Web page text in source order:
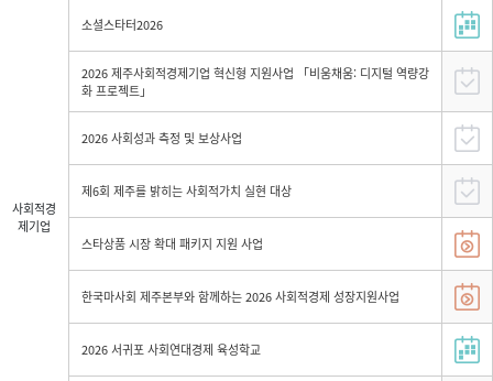
사회적경
제기업
소셜스타터2026
2026 제주사회적경제기업 혁신형 지원사업 「비움채움: 디지털 역량강
화 프로젝트」
2026 사회성과 측정 및 보상사업
제6회 제주를 밝히는 사회적가치 실현 대상
스타상품 시장 확대 패키지 지원 사업
한국마사회 제주본부와 함께하는 2026 사회적경제 성장지원사업
2026 서귀포 사회연대경제 육성학교